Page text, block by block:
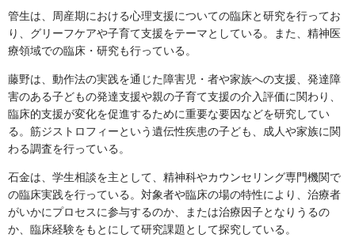
管生は、周産期における心理支援についての臨床と研究を行ってお
り、グリーフケアや子育て支援をテーマとしている。また、精神医
療領域での臨床・研究も行っている。
藤野は、動作法の実践を通じた障害児・者や家族への支援、発達障
害のある子どもの発達支援や親の子育て支援の介入評価に関わり、
臨床的支援が変化を促進するために重要な要因などを研究してい
る。筋ジストロフィーという遺伝性疾患の子ども、成人や家族に関
わる調査を行っている。
石金は、学生相談を主として、精神科やカウンセリング専門機関で
の臨床実践を行っている。対象者や臨床の場の特性により、治療者
がいかにプロセスに参与するのか、または治療因子となりうるの
か、臨床経験をもとにして研究課題として探究している。